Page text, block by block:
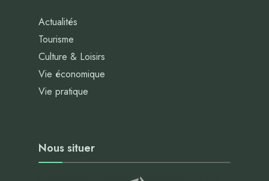
Actualités
Tourisme
Culture & Loisirs
Vie économique
Vie pratique
Nous situer